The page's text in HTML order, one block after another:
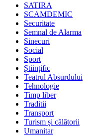
SATIRA
SCAMDEMIC
Securitate
Semnal de Alarma
Sinecuri
Social
Sport
Științific
Teatrul Absurdului
Tehnologie
Timp liber
Traditii
Transport
Turism și călătorii
Umanitar